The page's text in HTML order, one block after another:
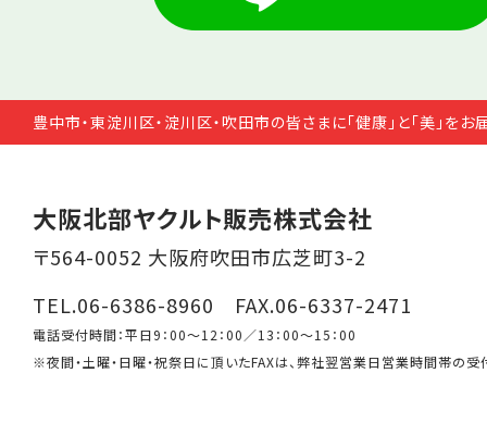
豊中市・東淀川区・淀川区・吹田市の皆さまに「健康」と「美」をお
大阪北部ヤクルト販売株式会社
〒564-0052 大阪府吹田市広芝町3-2
TEL.06-6386-8960 FAX.06-6337-2471
電話受付時間：平日9：00～12：00／13：00～15：00
※夜間・土曜・日曜・祝祭日に頂いたFAXは、弊社翌営業日営業時間帯の受